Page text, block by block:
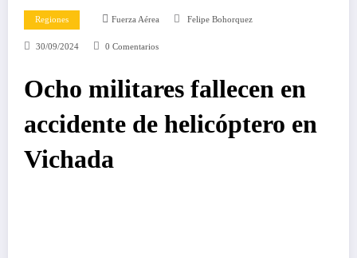
Regiones Fuerza Aérea Felipe Bohorquez
30/09/2024 0 Comentarios
Ocho militares fallecen en
accidente de helicóptero en
Vichada